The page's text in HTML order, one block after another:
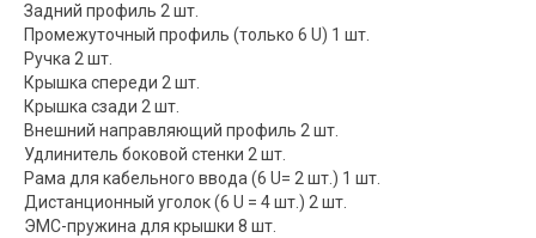
Задний профиль 2 шт.
Промежуточный профиль (только 6 U) 1 шт.
Ручка 2 шт.
Крышка спереди 2 шт.
Крышка сзади 2 шт.
Внешний направляющий профиль 2 шт.
Удлинитель боковой стенки 2 шт.
Рама для кабельного ввода (6 U= 2 шт.) 1 шт.
Дистанционный уголок (6 U = 4 шт.) 2 шт.
ЭМС-пружина для крышки 8 шт.